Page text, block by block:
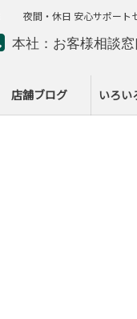
本社：お客様相談窓
ー
店舗ブログ いろい
夜間・休日 安心サポート